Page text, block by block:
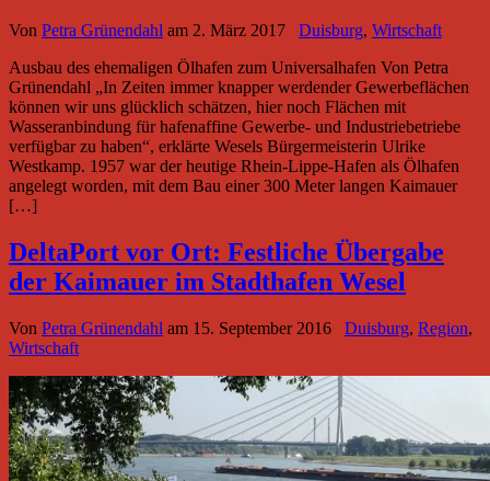
Von Petra Grünendahl am 2. März 2017 Duisburg, Wirtschaft
Ausbau des ehemaligen Ölhafen zum Universalhafen Von Petra
Grünendahl „In Zeiten immer knapper werdender Gewerbeflächen
können wir uns glücklich schätzen, hier noch Flächen mit
Wasseranbindung für hafenaffine Gewerbe- und Industriebetriebe
verfügbar zu haben“, erklärte Wesels Bürgermeisterin Ulrike
Westkamp. 1957 war der heutige Rhein-Lippe-Hafen als Ölhafen
angelegt worden, mit dem Bau einer 300 Meter langen Kaimauer
[…]
DeltaPort vor Ort: Festliche Übergabe
der Kaimauer im Stadthafen Wesel
Von Petra Grünendahl am 15. September 2016 Duisburg, Region,
Wirtschaft